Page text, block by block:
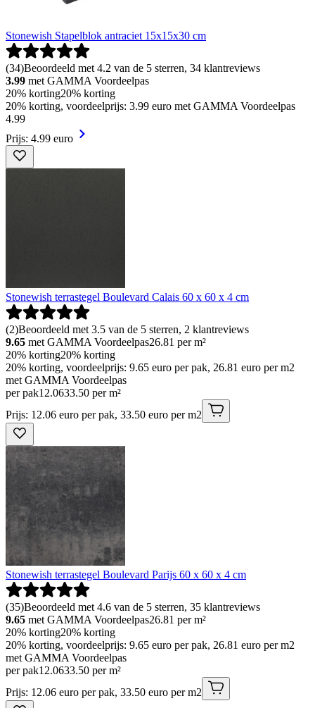
Stonewish Stapelblok antraciet 15x15x30 cm
(34)Beoordeeld met 4.2 van de 5 sterren, 34 klantreviews
3.99 met GAMMA Voordeelpas
20% korting20% korting
20% korting, voordeelprijs: 3.99 euro met GAMMA Voordeelpas
4.99
Prijs: 4.99 euro
Stonewish terrastegel Boulevard Calais 60 x 60 x 4 cm
(2)Beoordeeld met 3.5 van de 5 sterren, 2 klantreviews
9.65 met GAMMA Voordeelpas26.81 per m²
20% korting20% korting
20% korting, voordeelprijs: 9.65 euro per pak, 26.81 euro per m2
met GAMMA Voordeelpas
per pak12.0633.50 per m²
Prijs: 12.06 euro per pak, 33.50 euro per m2
Stonewish terrastegel Boulevard Parijs 60 x 60 x 4 cm
(35)Beoordeeld met 4.6 van de 5 sterren, 35 klantreviews
9.65 met GAMMA Voordeelpas26.81 per m²
20% korting20% korting
20% korting, voordeelprijs: 9.65 euro per pak, 26.81 euro per m2
met GAMMA Voordeelpas
per pak12.0633.50 per m²
Prijs: 12.06 euro per pak, 33.50 euro per m2